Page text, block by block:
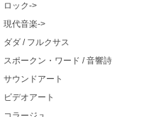
ロック->
現代音楽->
ダダ / フルクサス
スポークン・ワード / 音響詩
サウンドアート
ビデオアート